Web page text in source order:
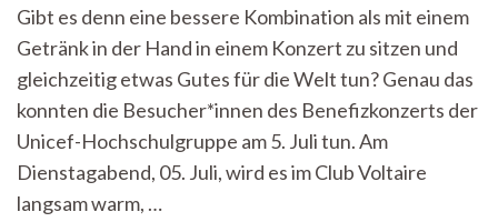
durch
Vergnügen?
Gibt es denn eine bessere Kombination als mit einem
Getränk in der Hand in einem Konzert zu sitzen und
gleichzeitig etwas Gutes für die Welt tun? Genau das
konnten die Besucher*innen des Benefizkonzerts der
Unicef-Hochschulgruppe am 5. Juli tun. Am
Dienstagabend, 05. Juli, wird es im Club Voltaire
langsam warm, …